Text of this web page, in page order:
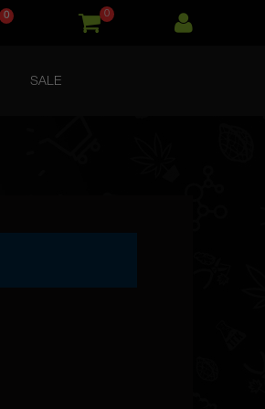
0 0
SALE